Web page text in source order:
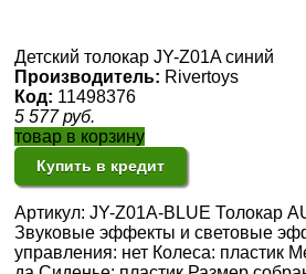
Детский толокар JY-Z01A синий
Производитель: Rivertoys
Код: 11498376
5 577 руб.
товар в корзину
Купить в кредит
Артикул: JY-Z01A-BLUE Толокар
Звуковые эффекты и световые
управления: нет Колеса: пластик